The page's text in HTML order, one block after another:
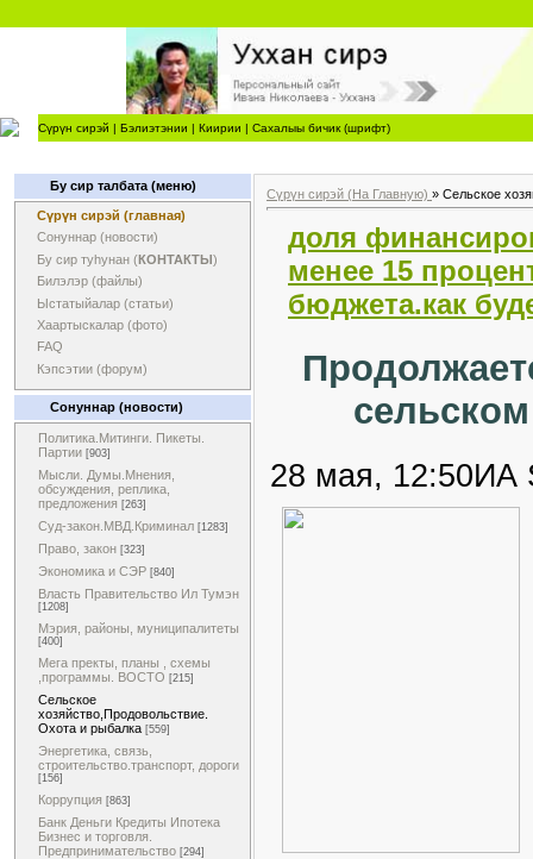
Сүрүн сирэй | Бэлиэтэнии | Киирии | Сахалыы бичик (шрифт)
Бу сир талбата (меню)
Сүрүн сирэй (главная)
Сонуннар (новости)
Бу сир туһунан (КОНТАКТЫ)
Билэлэр (файлы)
Ыстатыйалар (статьи)
Хаартыскалар (фото)
FAQ
Кэпсэтии (форум)
Сонуннар (новости)
Политика.Митинги. Пикеты.
Партии [903]
Мысли. Думы.Мнения,
обсуждения, реплика,
предложения [263]
Суд-закон.МВД.Криминал [1283]
Право, закон [323]
Экономика и СЭР [840]
Власть Правительство Ил Тумэн
[1208]
Мэрия, районы, муниципалитеты
[400]
Мега пректы, планы , схемы
,программы. ВОСТО [215]
Сельское
хозяйство,Продовольствие.
Охота и рыбалка [559]
Энергетика, связь,
строительство.транспорт, дороги
[156]
Коррупция [863]
Банк Деньги Кредиты Ипотека
Бизнес и торговля.
Предпринимательство [294]
Сүрүн сирэй (На Главную) » Сельское
доля
менее 15
бюджета.как
28 мая, 12:50ИА